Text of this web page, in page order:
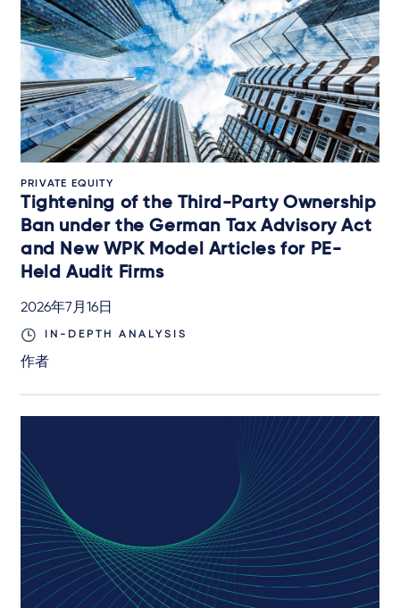
PRIVATE EQUITY
Tightening of the Third-Party Ownership
Ban under the German Tax Advisory Act
and New WPK Model Articles for PE-
Held Audit Firms
2026年7月16日
IN-DEPTH ANALYSIS
作者